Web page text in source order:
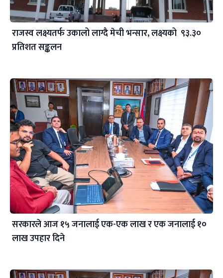
राजस्व लक्ष्यतर्फ उकालो लाग्दै मेची भन्सार, लक्ष्यको ९३.३०
प्रतिशत सङ्कलन
सरकारले आज १५ जनालाई एक-एक लाख र एक जनालाई १०
लाख उपहार दिने